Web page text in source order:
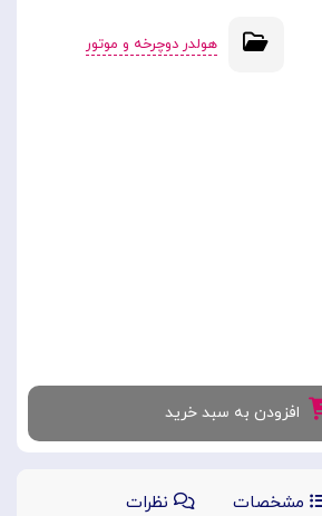
هولدر دوچرخه و موتور
افزودن به سبد خرید
مشخصات نظرات